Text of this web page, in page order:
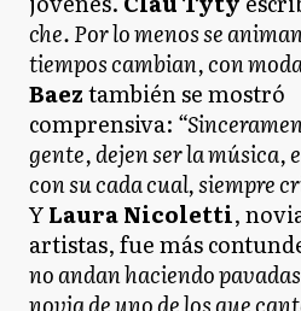
che. Por lo menos se
tiempos cambian, con
Baeztambién se mostró
comprensiva:
gente, dejen ser la música,
con su cada cual, siempre
YLaura Nicoletti,
artistas, fue más
no andan haciendo
novia de uno de los que